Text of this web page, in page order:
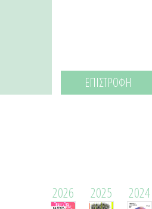
ΕΠΙΣΤΡΟΦΗ
2026 2025 2024